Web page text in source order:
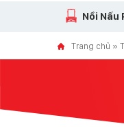
Nồi Nấu
Trang chủ »